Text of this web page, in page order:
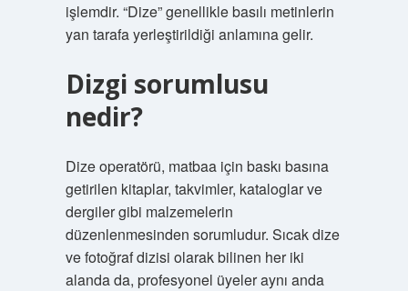
işlemdir. “Dize” genellikle basılı metinlerin
yan tarafa yerleştirildiği anlamına gelir.
Dizgi sorumlusu
nedir?
Dize operatörü, matbaa için baskı basına
getirilen kitaplar, takvimler, kataloglar ve
dergiler gibi malzemelerin
düzenlenmesinden sorumludur. Sıcak dize
ve fotoğraf dizisi olarak bilinen her iki
alanda da, profesyonel üyeler aynı anda